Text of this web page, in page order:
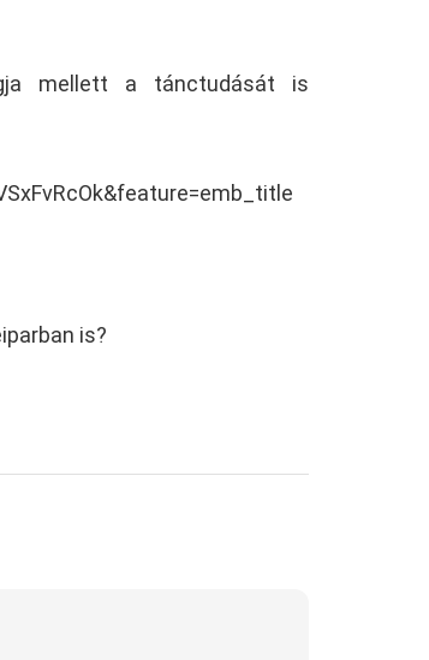
mellett a tánctudását is
is?